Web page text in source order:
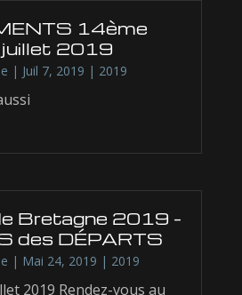
14ème
juillet 2019
| Juil 7, 2019 | 2019
Bretagne 2019 –
des DÉPARTS
| Mai 24, 2019 | 2019
2019 Rendez-vous au